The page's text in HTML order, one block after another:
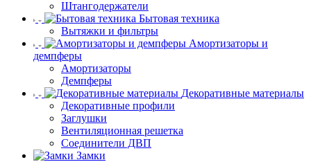
Штангодержатели
Бытовая техника
Вытяжки и фильтры
Амортизаторы и
демпферы
Амортизаторы
Демпферы
Декоративные материалы
Декоративные профили
Заглушки
Вентиляционная решетка
Соединители ДВП
Замки